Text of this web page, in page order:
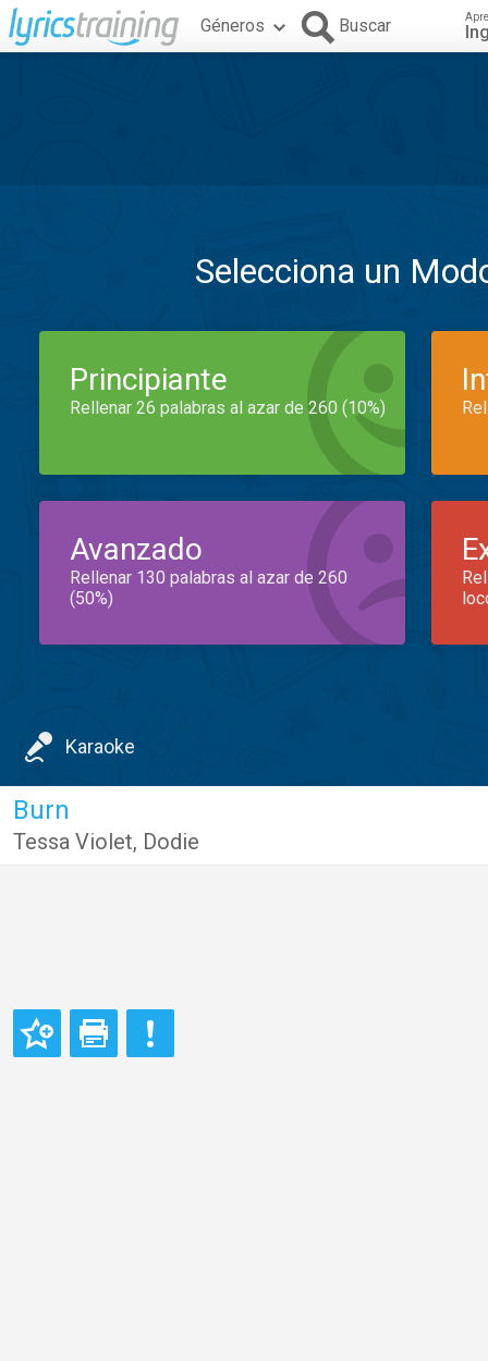
Géneros Buscar
Selecciona un
Principiante
Rellenar 26 palabras al azar de 260 (10%)
Avanzado
Rellenar 130 palabras al azar de 260
(50%)
Karaoke
Burn
Tessa Violet, Dodie